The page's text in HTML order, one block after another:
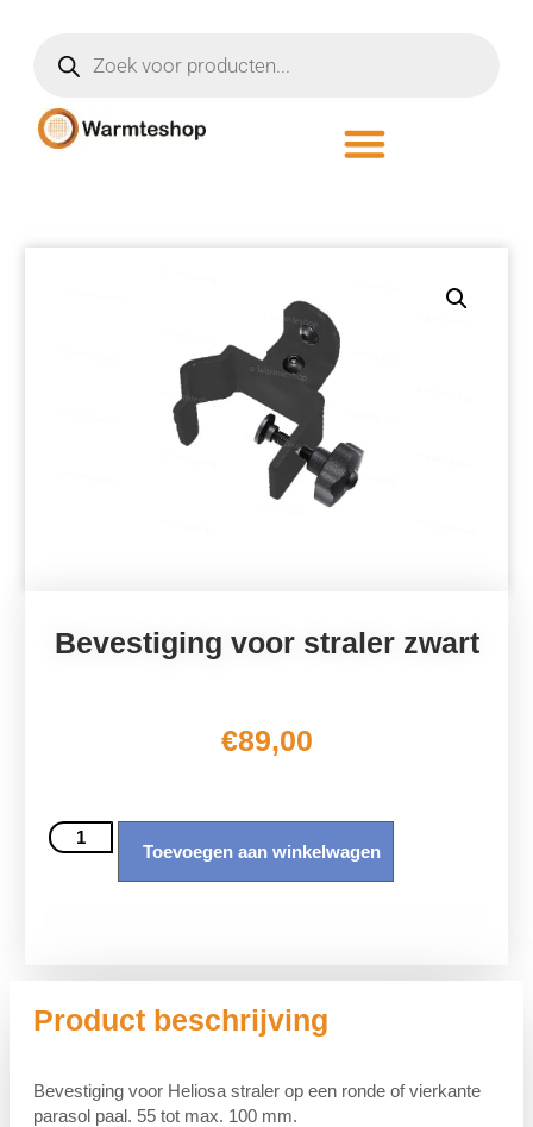
Bevestiging voor straler zwart
€89,00
Toevoegen aan winkelwagen
Product beschrijving
Bevestiging voor Heliosa straler op een ronde of vierkante
parasol paal. 55 tot max. 100 mm.